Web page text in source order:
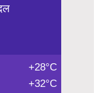
+28°C
+32°C